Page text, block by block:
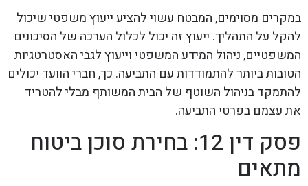
במקרים מסוימים, המבטח עשוי להציע ייעוץ משפטי שיכול
להקל על התהליך. ייעוץ זה יכול לכלול הערכה של הסיכונים
המשפטיים, ניהול המידע המשפטי וייעוץ לגבי האסטרטגיות
הטובות ביותר להתמודדות עם התביעה. כך, חברי הוועד יכולים
להתמקד בניהול השוטף של הבית המשותף מבלי להטריד
את עצמם בפרטי התביעה.
פסק דין 12: בחירת סוכן ביטוח
מתאים